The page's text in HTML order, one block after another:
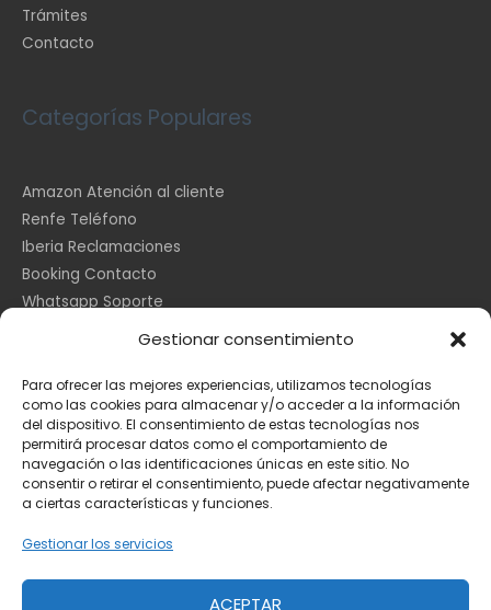
Gestionar consentimiento
Para ofrecer las mejores experiencias, utilizamos tecnologías
como las cookies para almacenar y/o acceder a la información
del dispositivo. El consentimiento de estas tecnologías nos
permitirá procesar datos como el comportamiento de
navegación o las identificaciones únicas en este sitio. No
consentir o retirar el consentimiento, puede afectar negativamente
a ciertas características y funciones.
Gestionar los servicios
ACEPTAR
Trámites
Contacto
Categorías Populares
Amazon Atención al cliente
Renfe Teléfono
Iberia Reclamaciones
Booking Contacto
Whatsapp Soporte
Información Legal
Aviso Legal
Política de Cookies